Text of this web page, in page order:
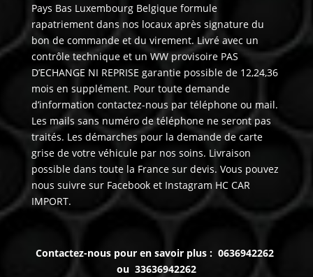
Pays Bas Luxembourg Belgique formule
rapatriement dans nos locaux après signature du
bon de commande et du virement. Livré avec un
contrôle technique et un WW provisoire PAS
D’ECHANGE NI REPRISE garantie possible de 12,24,36
mois en supplément. Pour toute demande
d’information contactez-nous par téléphone ou mail.
Les mails sans numéro de téléphone ne seront pas
traités. Les démarches pour la demande de carte
grise de votre véhicule par nos soins. Livraison
possible dans toute la France sur devis. Vous pouvez
nous suivre sur Facebook et Instagram HC CAR
IMPORT.
Contactez-nous pour en savoir plus : 0636942262
ou 33636942262